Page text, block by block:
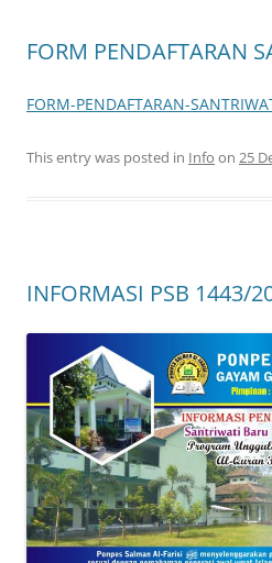
FORM PENDAFTARAN
FORM-PENDAFTARAN-
This entry was posted in Info on 25
INFORMASI PSB 1443/